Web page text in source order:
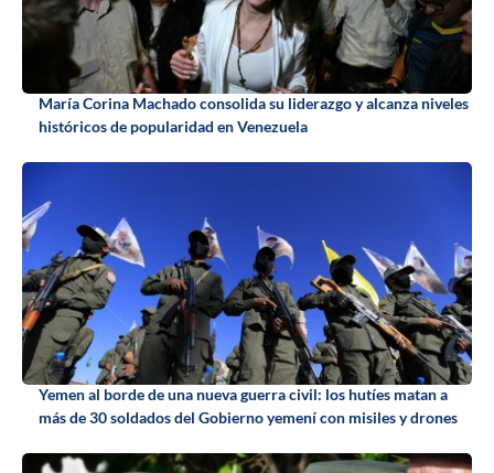
María Corina Machado consolida su liderazgo y alcanza niveles
históricos de popularidad en Venezuela
Yemen al borde de una nueva guerra civil: los hutíes matan a
más de 30 soldados del Gobierno yemení con misiles y drones